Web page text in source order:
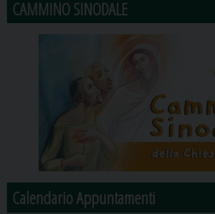
CAMMINO SINODALE
Calendario Appuntamenti